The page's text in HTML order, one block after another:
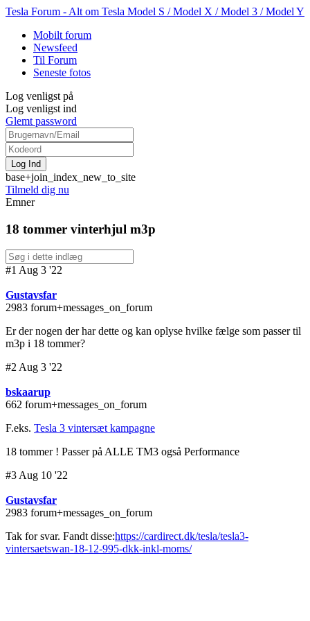
Tesla Forum - Alt om Tesla Model S / Model X / Model 3 / Model Y
Mobilt forum
Newsfeed
Til Forum
Seneste fotos
Log venligst på
Log venligst ind
Glemt password
base+join_index_new_to_site
Tilmeld dig nu
Emner
18 tommer vinterhjul m3p
#1 Aug 3 '22
Gustavsfar
2983 forum+messages_on_forum
Er der nogen der har dette og kan oplyse hvilke fælge som passer til
m3p i 18 tommer?
#2 Aug 3 '22
bskaarup
662 forum+messages_on_forum
F.eks. Tesla 3 vintersæt kampagne
18 tommer ! Passer på ALLE TM3 også Performance
#3 Aug 10 '22
Gustavsfar
2983 forum+messages_on_forum
Tak for svar. Fandt disse:https://cardirect.dk/tesla/tesla3-
vintersaetswan-18-12-995-dkk-inkl-moms/